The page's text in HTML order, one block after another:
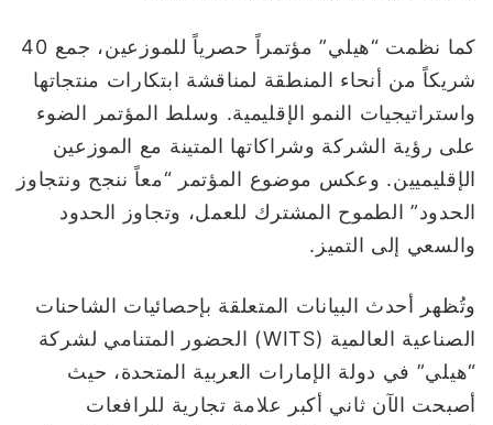
كما نظمت “هيلي” مؤتمراً حصرياً للموزعين، جمع 40
شريكاً من أنحاء المنطقة لمناقشة ابتكارات منتجاتها
واستراتيجيات النمو الإقليمية. وسلط المؤتمر الضوء
على رؤية الشركة وشراكاتها المتينة مع الموزعين
الإقليميين. وعكس موضوع المؤتمر “معاً ننجح ونتجاوز
الحدود” الطموح المشترك للعمل، وتجاوز الحدود
والسعي إلى التميز.
وتُظهر أحدث البيانات المتعلقة بإحصائيات الشاحنات
الصناعية العالمية (WITS) الحضور المتنامي لشركة
“هيلي” في دولة الإمارات العربية المتحدة، حيث
أصبحت الآن ثاني أكبر علامة تجارية للرافعات